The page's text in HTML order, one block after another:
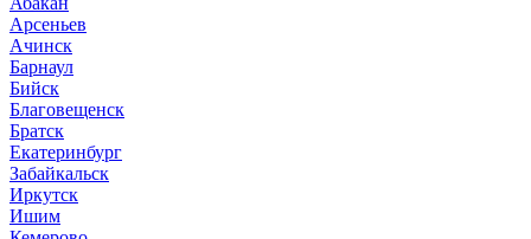
Арсеньев
Ачинск
Барнаул
Бийск
Благовещенск
Братск
Екатеринбург
Забайкальск
Иркутск
Ишим